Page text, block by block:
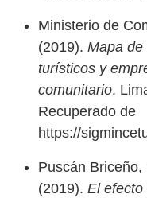
Ministerio de
(2019). Mapa de
turísticos y
comunitario.
Recuperado de
https://
Puscán
(2019). El efecto